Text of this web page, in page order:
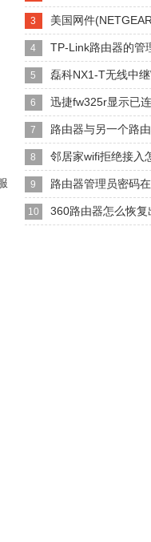
3 美国网件
4 TP-Link路由器的管
5 磊科NX1-T无线中
6 迅捷fw325r显示已
7 路由器与另一个路
8 邻居家wifi拒绝接入
9 路由器管理员密码
10 360路由器怎么恢复